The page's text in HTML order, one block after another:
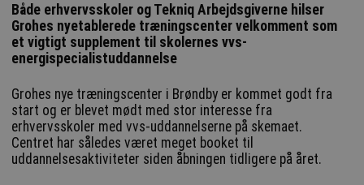
Både erhvervsskoler og Tekniq Arbejdsgiverne hilser
Grohes nyetablerede træningscenter velkomment som
et vigtigt supplement til skolernes vvs-
energispecialistuddannelse
Grohes nye træningscenter i Brøndby er kommet godt fra
start og er blevet mødt med stor interesse fra
erhvervsskoler med vvs-uddannelserne på skemaet.
Centret har således været meget booket til
uddannelsesaktiviteter siden åbningen tidligere på året.